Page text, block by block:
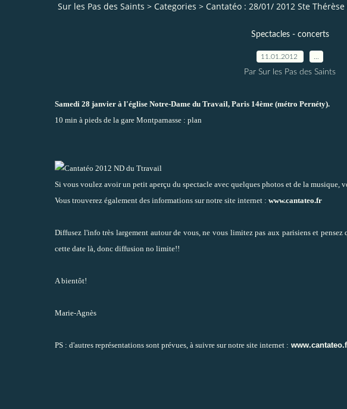
Sur les Pas des Saints > Categories > Cantatéo : 28/01/ 2012 Ste
Spectacles - concerts
11.01.2012
Par Sur les Pas des Saints
Samedi 28 janvier à l'église Notre-Dame du Travail, Paris 14ème (métro Pernéty).
10 min à pieds de la gare Montparnasse : plan
Si vous voulez avoir un petit aperçu du spectacle avec quelques photos et de la musique,
Vous trouverez également des informations sur notre site internet : www.cantateo.fr
Diffusez l'info très largement autour de vous, ne vous limitez pas aux parisiens et pensez
cette date là, donc diffusion no limite!!
A bientôt!
Marie-Agnès
PS : d'autres représentations sont prévues, à suivre sur notre site internet :